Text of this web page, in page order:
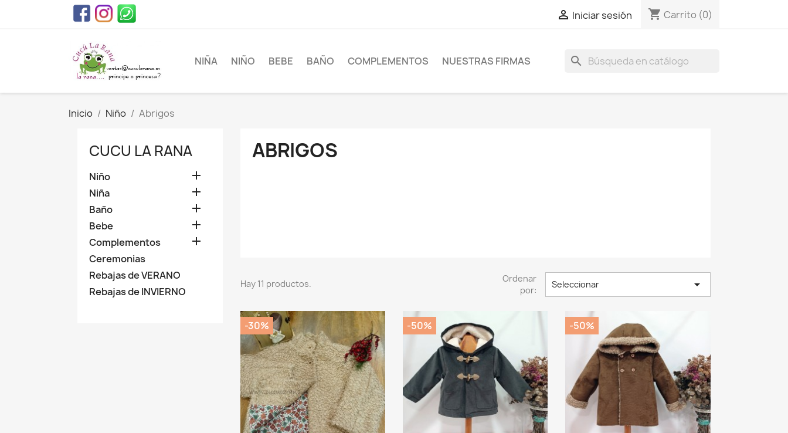
 Iniciar sesión shopping_cart Carrito (0)
NIÑA NIÑO BEBE BAÑO COMPLEMENTOS NUESTRAS FIRMAS search
Inicio Niño Abrigos
CUCU LA RANA
Niño 
Niña 
Baño 
Bebe 
Complementos 
Ceremonias
Rebajas de VERANO
Rebajas de INVIERNO
ABRIGOS
Hay 11 productos.
Ordenar
por:
Seleccionar 
-30% -50% -50%